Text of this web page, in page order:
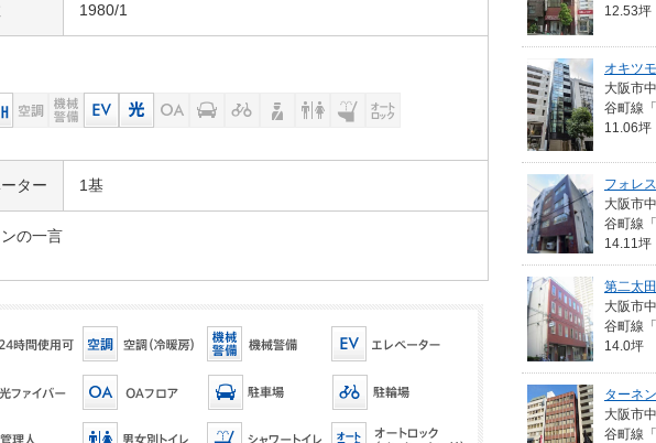
1980/1
ター 1基
の一言
12.53坪
オキツ
大阪市
谷町線
11.06坪
フォレ
大阪市
谷町線
14.11坪
第二太
大阪市
谷町線
14.0坪
ターネ
大阪市
谷町線